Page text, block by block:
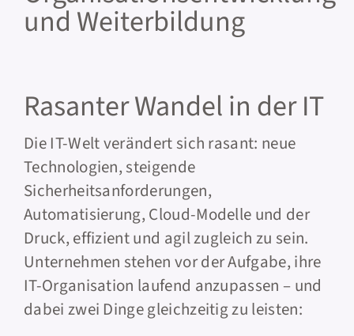
und Weiterbildung
Rasanter Wandel in der IT
Die IT-Welt verändert sich rasant: neue
Technologien, steigende
Sicherheitsanforderungen,
Automatisierung, Cloud-Modelle und der
Druck, effizient und agil zugleich zu sein.
Unternehmen stehen vor der Aufgabe, ihre
IT-Organisation laufend anzupassen – und
dabei zwei Dinge gleichzeitig zu leisten: